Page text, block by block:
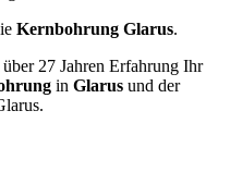
Kernbohrung Glarus.
27 Jahren Erfahrung Ihr
in Glarus und der